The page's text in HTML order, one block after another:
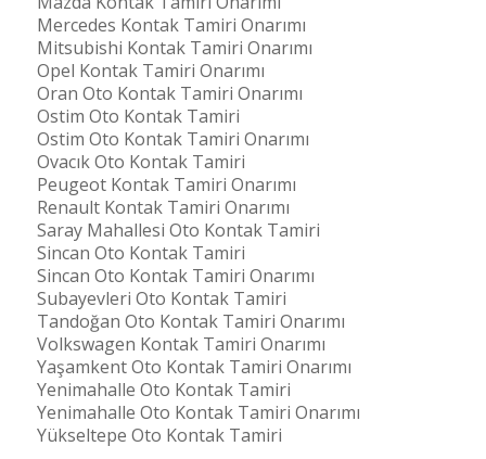
Mercedes Kontak Tamiri Onarımı
Mitsubishi Kontak Tamiri Onarımı
Opel Kontak Tamiri Onarımı
Oran Oto Kontak Tamiri Onarımı
Ostim Oto Kontak Tamiri
Ostim Oto Kontak Tamiri Onarımı
Ovacık Oto Kontak Tamiri
Peugeot Kontak Tamiri Onarımı
Renault Kontak Tamiri Onarımı
Saray Mahallesi Oto Kontak Tamiri
Sincan Oto Kontak Tamiri
Sincan Oto Kontak Tamiri Onarımı
Subayevleri Oto Kontak Tamiri
Tandoğan Oto Kontak Tamiri Onarımı
Volkswagen Kontak Tamiri Onarımı
Yaşamkent Oto Kontak Tamiri Onarımı
Yenimahalle Oto Kontak Tamiri
Yenimahalle Oto Kontak Tamiri Onarımı
Yükseltepe Oto Kontak Tamiri